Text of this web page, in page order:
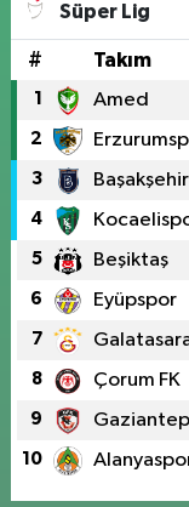
Süper Lig
# Takım
1 Amed
2
3 Başakşehir
4
5 Beşiktaş
6 Eyüpspor
7
8 Çorum FK
9 Gaziantep
10